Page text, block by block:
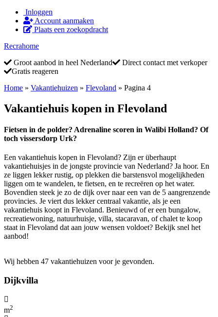
Inloggen
Account aanmaken
Plaats een zoekopdracht
Recrahome
Groot aanbod in heel Nederland
Direct contact met verkoper
Gratis reageren
Home » Vakantiehuizen » Flevoland » Pagina 4
Vakantiehuis kopen in Flevoland
Fietsen in de polder? Adrenaline scoren in Walibi Holland? Of
toch vissersdorp Urk?
Een vakantiehuis kopen in Flevoland? Zijn er überhaupt
vakantiehuisjes in de jongste provincie van Nederland? Ja hoor. En
ze liggen lekker rustig, op plekken die barstensvol mogelijkheden
liggen om te wandelen, te fietsen, en te recreëren op het water.
Bovendien steek je zo de dijk over naar een van de 5 aangrenzende
provincies. Je viert dus lekker centraal vakantie, als je een
vakantiehuis koopt in Flevoland. Benieuwd of er een bungalow,
recreatiewoning, natuurhuisje, villa, stacaravan, of chalet te koop
staat in Flevoland dat aan jouw wensen voldoet? Bekijk snel het
aanbod!
Wij hebben 47 vakantiehuizen voor je gevonden.
Dijkvilla
m2